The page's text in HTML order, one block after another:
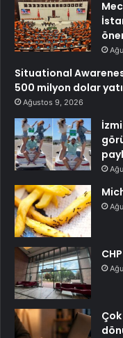
Situational
500 milyon dolar
Ağustos 9, 2026